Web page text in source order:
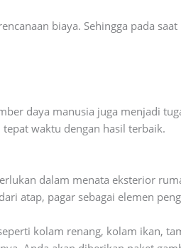
biaya. Sehingga pada
daya manusia juga menjadi
waktu dengan hasil terbaik.
dalam menata eksterior
atap, pagar sebagai elemen
kolam renang, kolam ikan,